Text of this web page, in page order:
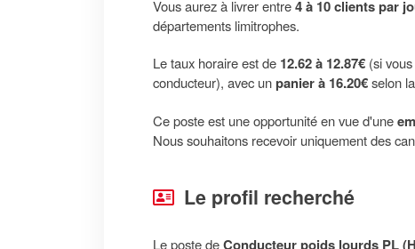
Vous aurez à livrer entre4 à 10 clients par
départements limitrophes.
Le taux horaire est de 12.62 à 12.87€ (si
conducteur), avec unpanier à 16.20€selon
Ce poste est une opportunité en vue d'une
Nous souhaitons recevoir uniquement des
Le profil recherché
Le poste deConducteur poids lourds PL